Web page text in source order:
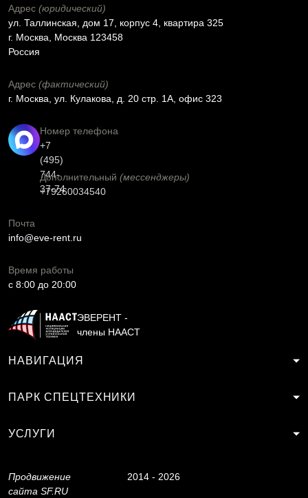
Адрес (юридический)
ул. Таллинская, дом 17, корпус 4, квартира 325
г. Москва, Москва 123458
Россия
Адрес (фактический)
г. Москва, ул. Кулакова, д. 20 стр. 1А, офис 323
Номер телефона
+7
(495)
744-
37-74
Дополнительный (мессенджеры)
+79260034540
Почта
info@eve-rent.ru
Время работы
c 8:00 до 20:00
ЭВЕРЕНТ -
члены НААСТ
НАВИГАЦИЯ
ПАРК СПЕЦТЕХНИКИ
УСЛУГИ
Продвижение
сайта SF.RU
2014 - 2026